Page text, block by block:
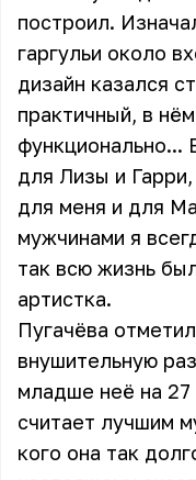
построил.
гаргульи около
дизайн казался
практичный, в
функционально...
для Лизы и
для меня и для
мужчинами я
так всю жизнь
артистка.
Пугачёва
внушительную
младше неё на
считает лучшим
кого она так